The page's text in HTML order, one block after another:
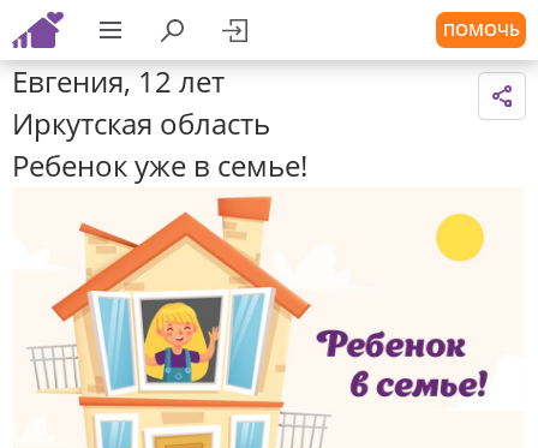
ПОМОЧЬ
Евгения, 12 лет
Иркутская область
Ребенок уже в семье!